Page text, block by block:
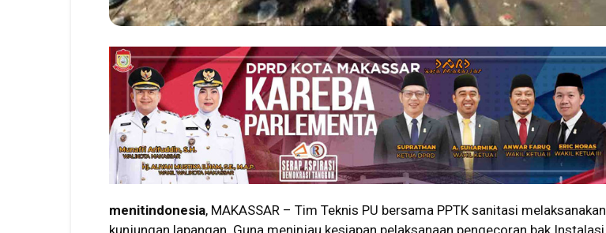
menitindonesia, MAKASSAR – Tim Teknis PU bersama PPTK sanitasi melaksanakan
kunjungan lapangan. Guna meninjau kesiapan pelaksanaan pengecoran bak Instalasi